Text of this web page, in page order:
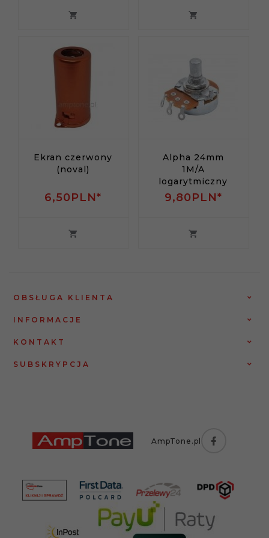
Ekran czerwony
(noval)
6,50PLN*
Alpha 24mm
1M/A
logarytmiczny
9,80PLN*
OBSŁUGA KLIENTA
INFORMACJE
KONTAKT
SUBSKRYPCJA
AmpTone.pl